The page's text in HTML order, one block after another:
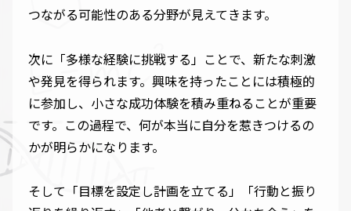
つながる可能性のある分野が見えてきます。
次に「多様な経験に挑戦する」ことで、新たな刺激
や発見を得られます。興味を持ったことには積極的
に参加し、小さな成功体験を積み重ねることが重要
です。この過程で、何が本当に自分を惹きつけるの
かが明らかになります。
そして「目標を設定し計画を立てる」「行動と振り